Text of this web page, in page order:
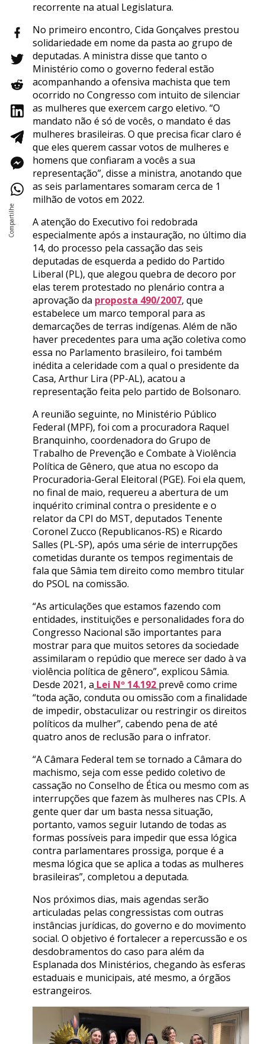
recorrente na atual Legislatura.
No primeiro encontro, Cida Gonçalves prestou
solidariedade em nome da pasta ao grupo de
deputadas. A ministra disse que tanto o
Ministério como o governo federal estão
acompanhando a ofensiva machista que tem
ocorrido no Congresso com intuito de silenciar
as mulheres que exercem cargo eletivo. “O
mandato não é só de vocês, o mandato é das
mulheres brasileiras. O que precisa ficar claro é
que eles querem cassar votos de mulheres e
homens que confiaram a vocês a sua
representação”, disse a ministra, anotando que
as seis parlamentares somaram cerca de 1
milhão de votos em 2022.
A atenção do Executivo foi redobrada
especialmente após a instauração, no último dia
14, do processo pela cassação das seis
deputadas de esquerda a pedido do Partido
Liberal (PL), que alegou quebra de decoro por
elas terem protestado no plenário contra a
aprovação da proposta 490/2007, que
estabelece um marco temporal para as
demarcações de terras indígenas. Além de não
haver precedentes para uma ação coletiva como
essa no Parlamento brasileiro, foi também
inédita a celeridade com a qual o presidente da
Casa, Arthur Lira (PP-AL), acatou a
representação feita pelo partido de Bolsonaro.
A reunião seguinte, no Ministério Público
Federal (MPF), foi com a procuradora Raquel
Branquinho, coordenadora do Grupo de
Trabalho de Prevenção e Combate à Violência
Política de Gênero, que atua no escopo da
Procuradoria-Geral Eleitoral (PGE). Foi ela quem,
no final de maio, requereu a abertura de um
inquérito criminal contra o presidente e o
relator da CPI do MST, deputados Tenente
Coronel Zucco (Republicanos-RS) e Ricardo
Salles (PL-SP), após uma série de interrupções
cometidas durante os tempos regimentais de
fala que Sâmia tem direito como membro titular
do PSOL na comissão.
“As articulações que estamos fazendo com
entidades, instituições e personalidades fora do
Congresso Nacional são importantes para
mostrar para que muitos setores da sociedade
assimilaram o repúdio que merece ser dado à va
violência política de gênero”, explicou Sâmia.
Desde 2021, a Lei Nº 14.192 prevê como crime
“toda ação, conduta ou omissão com a finalidade
de impedir, obstaculizar ou restringir os direitos
políticos da mulher”, cabendo pena de até
quatro anos de reclusão para o infrator.
“A Câmara Federal tem se tornado a Câmara do
machismo, seja com esse pedido coletivo de
cassação no Conselho de Ética ou mesmo com as
interrupções que fazem às mulheres nas CPIs. A
gente quer dar um basta nessa situação,
portanto, vamos seguir lutando de todas as
formas possíveis para impedir que essa lógica
contra parlamentares prossiga, porque é a
mesma lógica que se aplica a todas as mulheres
brasileiras”, completou a deputada.
Nos próximos dias, mais agendas serão
articuladas pelas congressistas com outras
instâncias jurídicas, do governo e do movimento
social. O objetivo é fortalecer a repercussão e os
desdobramentos do caso para além da
Esplanada dos Ministérios, chegando às esferas
estaduais e municipais, até mesmo, a órgãos
estrangeiros.